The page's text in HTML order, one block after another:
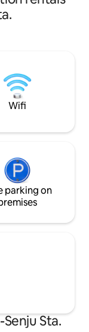
× 1, refrigerator,
one-handed pot,
etc. ■ Amenities:
number of guests) Nearby Facilities ■
commercial
Fine" 4-minute
restaurants PLEASE NOTE ■ 3rd floor of
a 3-story building
be careful if you
quiet after 9 pm
to 50,000 yen)
Accommodation
guests are
Wifi
parking on
Sta.